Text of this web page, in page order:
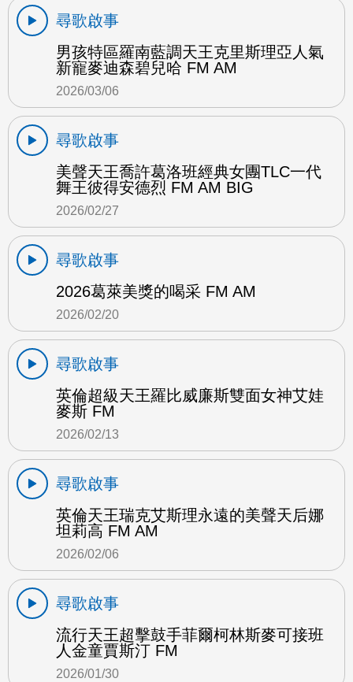
尋歌啟事
男孩特區羅南藍調天王克里斯理亞人氣
新寵麥迪森碧兒哈 FM AM
2026/03/06
尋歌啟事
美聲天王喬許葛洛班經典女團TLC一代
舞王彼得安德烈 FM AM BIG
2026/02/27
尋歌啟事
2026葛萊美獎的喝采 FM AM
2026/02/20
尋歌啟事
英倫超級天王羅比威廉斯雙面女神艾娃
麥斯 FM
2026/02/13
尋歌啟事
英倫天王瑞克艾斯理永遠的美聲天后娜
坦莉高 FM AM
2026/02/06
尋歌啟事
流行天王超擊鼓手菲爾柯林斯麥可接班
人金童賈斯汀 FM
2026/01/30